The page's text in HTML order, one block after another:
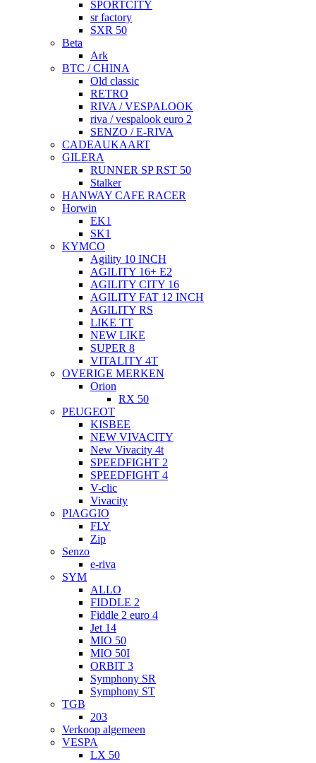
SPORTCITY
sr factory
SXR 50
Beta
Ark
BTC / CHINA
Old classic
RETRO
RIVA / VESPALOOK
riva / vespalook euro 2
SENZO / E-RIVA
CADEAUKAART
GILERA
RUNNER SP RST 50
Stalker
HANWAY CAFE RACER
Horwin
EK1
SK1
KYMCO
Agility 10 INCH
AGILITY 16+ E2
AGILITY CITY 16
AGILITY FAT 12 INCH
AGILITY RS
LIKE TT
NEW LIKE
SUPER 8
VITALITY 4T
OVERIGE MERKEN
Orion
RX 50
PEUGEOT
KISBEE
NEW VIVACITY
New Vivacity 4t
SPEEDFIGHT 2
SPEEDFIGHT 4
V-clic
Vivacity
PIAGGIO
FLY
Zip
Senzo
e-riva
SYM
ALLO
FIDDLE 2
Fiddle 2 euro 4
Jet 14
MIO 50
MIO 50I
ORBIT 3
Symphony SR
Symphony ST
TGB
203
Verkoop algemeen
VESPA
LX 50